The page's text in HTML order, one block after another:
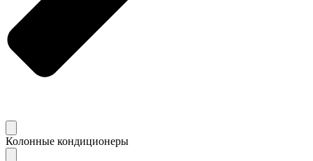
Колонные кондиционеры